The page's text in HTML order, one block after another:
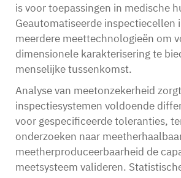
is voor toepassingen in medische
Geautomatiseerde inspectiecellen
meerdere meettechnologieën om
dimensionele karakterisering te
menselijke tussenkomst.
Analyse van meetonzekerheid
inspectiesystemen voldoende
voor gespecificeerde toleranties,
onderzoeken naar
meetherproduceerbaarheid de
meetsysteem valideren.